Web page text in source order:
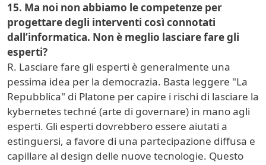
15. Ma noi non abbiamo le competenze per
progettare degli interventi così connotati
dall’informatica. Non è meglio lasciare fare gli
esperti?
R. Lasciare fare gli esperti è generalmente una
pessima idea per la democrazia. Basta leggere "La
Repubblica" di Platone per capire i rischi di lasciare la
kybernetes techné (arte di governare) in mano agli
esperti. Gli esperti dovrebbero essere aiutati a
estinguersi, a favore di una partecipazione diffusa e
capillare al design delle nuove tecnologie. Questo